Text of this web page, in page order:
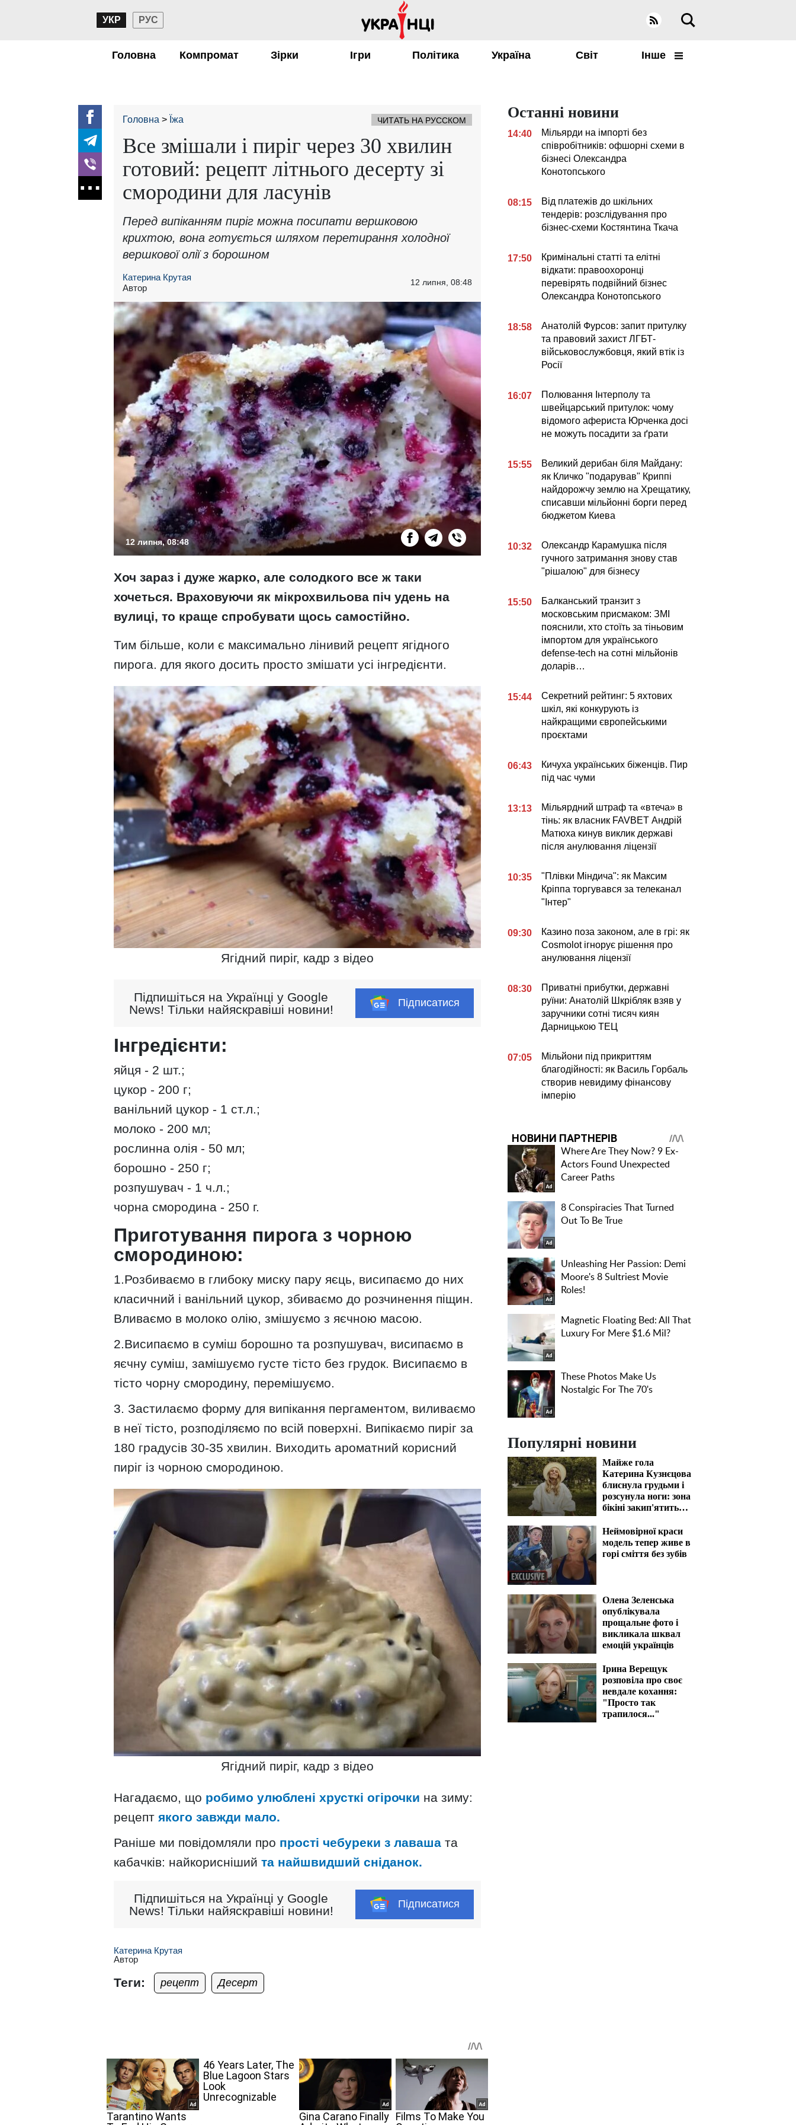
УКР РУС
Головна Компромат Зірки Ігри Політика Україна Світ Інше
Головна Їжа ЧИТАТЬ НА РУССКОМ
Все змішали і пиріг через 30 хвилин
готовий: рецепт літнього десерту зі
смородини для ласунів
Перед випіканням пиріг можна посипати вершковою
крихтою, вона готується шляхом перетирання холодної
вершкової олії з борошном
Катерина Крутая
Автор
12 липня, 08:48
12 липня, 08:48
Хоч зараз і дуже жарко, але солодкого все ж таки
хочеться. Враховуючи як мікрохвильова піч удень на
вулиці, то краще спробувати щось самостійно.
Тим більше, коли є максимально лінивий рецепт ягідного
пирога. для якого досить просто змішати усі інгредієнти.
Ягідний пиріг, кадр з відео
Підпишіться на Українці у Google
News! Тільки найяскравіші новини!
Підписатися
Інгредієнти:
яйця - 2 шт.;
цукор - 200 г;
ванільний цукор - 1 ст.л.;
молоко - 200 мл;
рослинна олія - ​​50 мл;
борошно - 250 г;
розпушувач - 1 ч.л.;
чорна смородина - 250 г.
Приготування пирога з чорною
смородиною:
1.Розбиваємо в глибоку миску пару яєць, висипаємо до них
класичний і ванільний цукор, збиваємо до розчинення піщин.
Вливаємо в молоко олію, змішуємо з яєчною масою.
2.Висипаємо в суміш борошно та розпушувач, висипаємо в
яєчну суміш, замішуємо густе тісто без грудок. Висипаємо в
тісто чорну смородину, перемішуємо.
3. Застилаємо форму для випікання пергаментом, виливаємо
в неї тісто, розподіляємо по всій поверхні. Випікаємо пиріг за
180 градусів 30-35 хвилин. Виходить ароматний корисний
пиріг із чорною смородиною.
Ягідний пиріг, кадр з відео
Нагадаємо, що робимо улюблені хрусткі огірочки на зиму:
рецепт якого завжди мало.
Раніше ми повідомляли про прості чебуреки з лаваша та
кабачків: найкорисніший та найшвидший сніданок.
Підпишіться на Українці у Google
News! Тільки найяскравіші новини!
Підписатися
Катерина Крутая
Автор
Теги: рецепт Десерт
Останні новини
14:40
Мільярди на імпорті без
співробітників: офшорні схеми в
бізнесі Олександра
Конотопського
08:15
Від платежів до шкільних
тендерів: розслідування про
бізнес-схеми Костянтина Ткача
17:50
Кримінальні статті та елітні
відкати: правоохоронці
перевірять подвійний бізнес
Олександра Конотопського
18:58
Анатолій Фурсов: запит притулку
та правовий захист ЛГБТ-
військовослужбовця, який втік із
Росії
16:07
Полювання Інтерполу та
швейцарський притулок: чому
відомого афериста Юрченка досі
не можуть посадити за ґрати
15:55
Великий дерибан біля Майдану:
як Кличко "подарував" Криппі
найдорожчу землю на Хрещатику,
списавши мільйонні борги перед
бюджетом Киева
10:32
Олександр Карамушка після
гучного затримання знову став
"рішалою" для бізнесу
15:50
Балканський транзит з
московським присмаком: ЗМІ
пояснили, хто стоїть за тіньовим
імпортом для українського
defense-tech на сотні мільйонів
доларів…
15:44
Секретний рейтинг: 5 яхтових
шкіл, які конкурують із
найкращими європейськими
проєктами
06:43
Кичуха українських біженців. Пир
під час чуми
13:13
Мільярдний штраф та «втеча» в
тінь: як власник FAVBET Андрій
Матюха кинув виклик державі
після анулювання ліцензії
10:35
"Плівки Міндича": як Максим
Кріппа торгувався за телеканал
"Інтер"
09:30
Казино поза законом, але в грі: як
Cosmolot ігнорує рішення про
анулювання ліцензії
08:30
Приватні прибутки, державні
руїни: Анатолій Шкрібляк взяв у
заручники сотні тисяч киян
Дарницькою ТЕЦ
07:05
Мільйони під прикриттям
благодійності: як Василь Горбаль
створив невидиму фінансову
імперію
Популярні новини
Майже гола
Катерина Кузнєцова
блиснула грудьми і
розсунула ноги: зона
бікіні закип'ятить
Неймовірної краси
модель тепер живе в
горі сміття без зубів
Олена Зеленська
опублікувала
прощальне фото і
викликала шквал
емоцій українців
Ірина Верещук
розповіла про своє
невдале кохання:
"Просто так
трапилося..."